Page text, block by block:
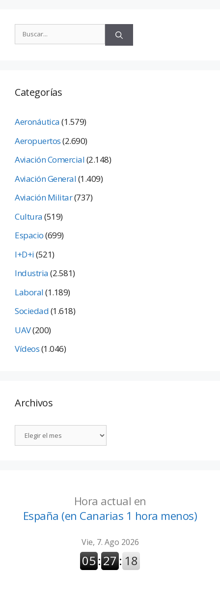
Categorías
Aeronáutica(1.579)
Aeropuertos(2.690)
Aviación Comercial(2.148)
Aviación General(1.409)
Aviación Militar(737)
Cultura(519)
Espacio(699)
I+D+i(521)
Industria(2.581)
Laboral(1.189)
Sociedad(1.618)
UAV(200)
Vídeos(1.046)
Archivos
Hora actual en
España (en Canarias 1 hora menos)